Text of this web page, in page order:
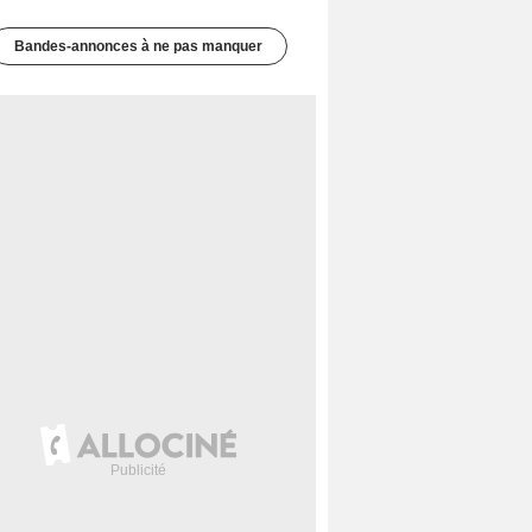
Bandes-annonces à ne pas manquer